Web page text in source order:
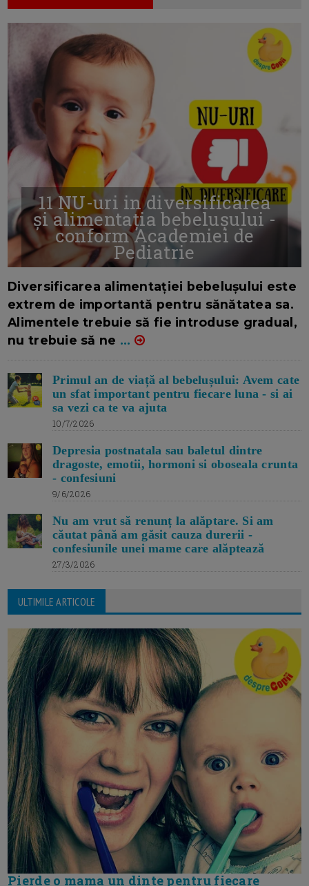
11 NU-uri in diversificarea
și alimentația bebelușului -
conform Academiei de
Pediatrie
Diversificarea alimentației bebelușului este
extrem de importantă pentru sănătatea sa.
Alimentele trebuie să fie introduse gradual,
nu trebuie să ne ...
Primul an de viață al bebelușului: Avem cate
un sfat important pentru fiecare luna - si ai
sa vezi ca te va ajuta
10/7/2026
Depresia postnatala sau baletul dintre
dragoste, emotii, hormoni si oboseala crunta
- confesiuni
9/6/2026
Nu am vrut să renunț la alăptare. Si am
căutat până am găsit cauza durerii -
confesiunile unei mame care alăptează
27/3/2026
ULTIMILE ARTICOLE
Pierde o mama un dinte pentru fiecare